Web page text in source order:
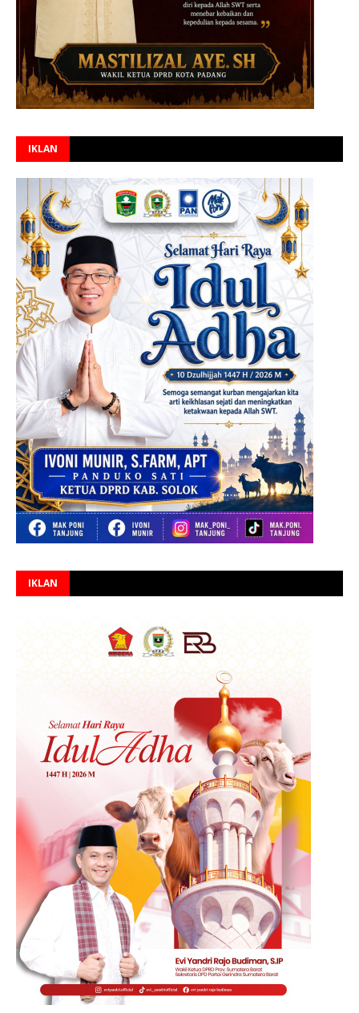
IKLAN
IKLAN